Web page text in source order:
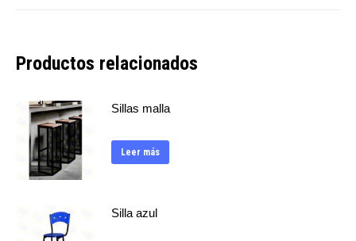
Productos relacionados
Sillas malla
Leer más
Silla azul